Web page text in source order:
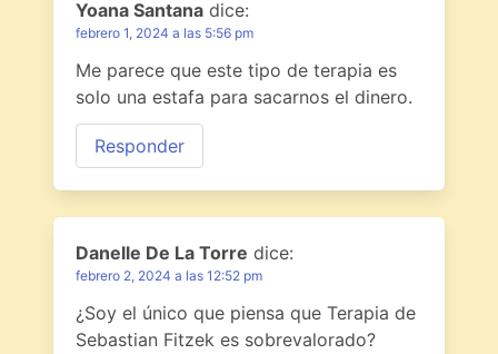
Yoana Santana dice:
febrero 1, 2024 a las 5:56 pm
Me parece que este tipo de terapia es
solo una estafa para sacarnos el dinero.
Responder
Danelle De La Torre dice:
febrero 2, 2024 a las 12:52 pm
¿Soy el único que piensa que Terapia de
Sebastian Fitzek es sobrevalorado?